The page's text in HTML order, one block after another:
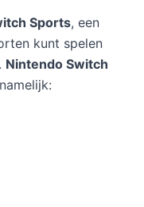
Sports, een
kunt spelen
Nintendo Switch
namelijk: